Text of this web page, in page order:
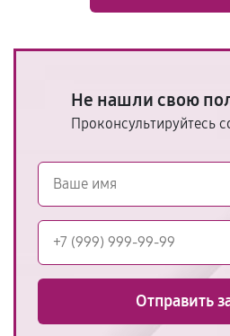
Не нашли свою
Проконсультируйтесь
Отправить